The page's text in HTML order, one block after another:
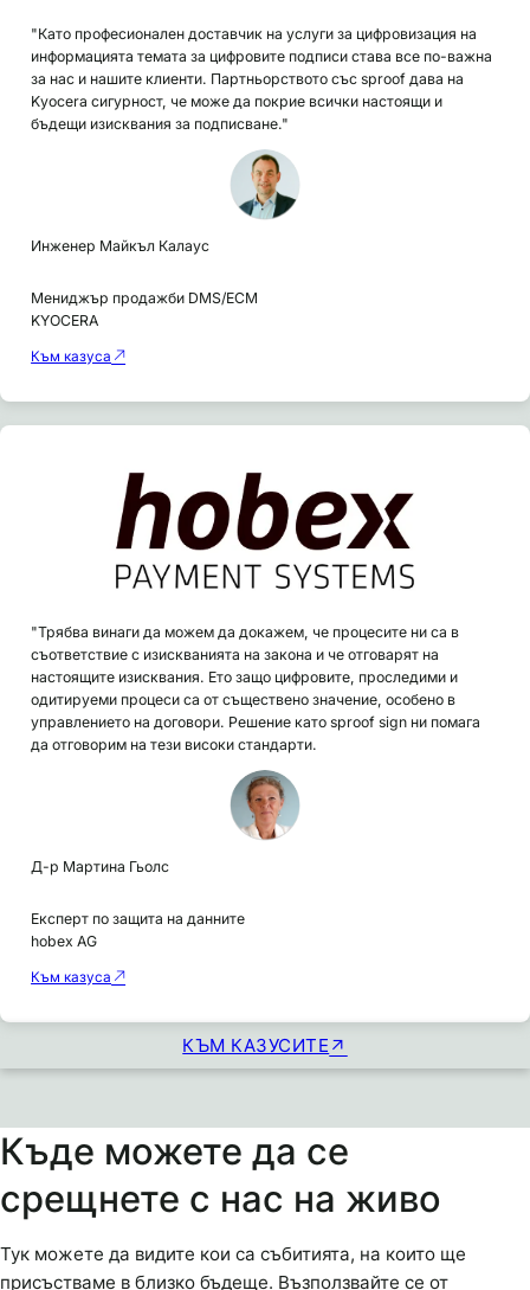
"Като професионален доставчик на услуги за цифровизация на
информацията темата за цифровите подписи става все по-важна
за нас и нашите клиенти. Партньорството със sproof дава на
Kyocera сигурност, че може да покрие всички настоящи и
бъдещи изисквания за подписване."
Инженер Майкъл Калаус
Мениджър продажби DMS/ECM
KYOCERA
Към казуса
"Трябва винаги да можем да докажем, че процесите ни са в
съответствие с изискванията на закона и че отговарят на
настоящите изисквания. Ето защо цифровите, проследими и
одитируеми процеси са от съществено значение, особено в
управлението на договори. Решение като sproof sign ни помага
да отговорим на тези високи стандарти.
Д-р Мартина Гьолс
Експерт по защита на данните
hobex AG
Към казуса
КЪМ КАЗУСИТЕ
Къде можете да се
срещнете с нас на живо
Тук можете да видите кои са събитията, на които ще
присъстваме в близко бъдеще. Възползвайте се от